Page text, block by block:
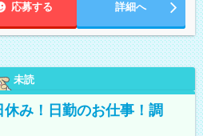
応募する 詳細へ
未読
み！日勤のお仕事！調